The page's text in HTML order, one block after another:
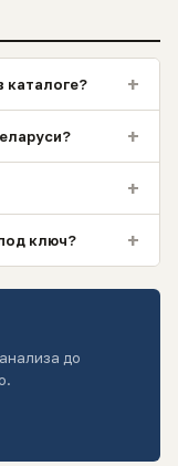
каталоге? +
+
+
ключ? +
до